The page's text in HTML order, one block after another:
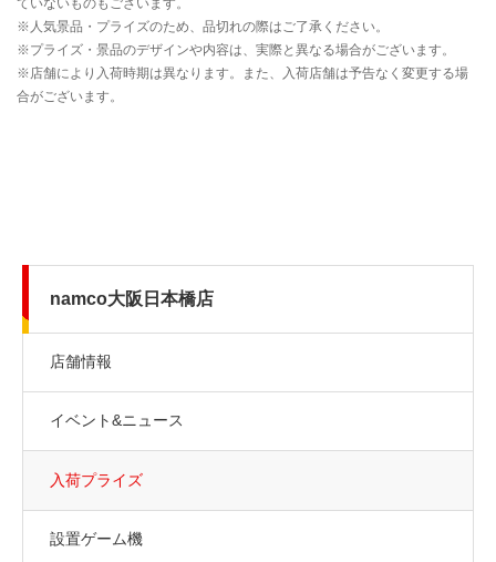
namco大阪日本橋店
店舗情報
イベント&ニュース
入荷プライズ
設置ゲーム機